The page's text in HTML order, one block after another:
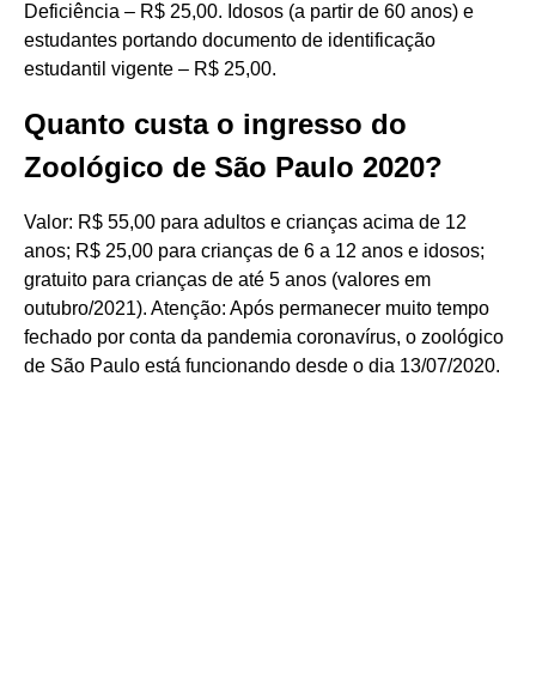
Deficiência – R$ 25,00. Idosos (a partir de 60 anos) e
estudantes portando documento de identificação
estudantil vigente – R$ 25,00.
Quanto custa o ingresso do
Zoológico de São Paulo 2020?
Valor: R$ 55,00 para adultos e crianças acima de 12
anos; R$ 25,00 para crianças de 6 a 12 anos e idosos;
gratuito para crianças de até 5 anos (valores em
outubro/2021). Atenção: Após permanecer muito tempo
fechado por conta da pandemia coronavírus, o zoológico
de São Paulo está funcionando desde o dia 13/07/2020.